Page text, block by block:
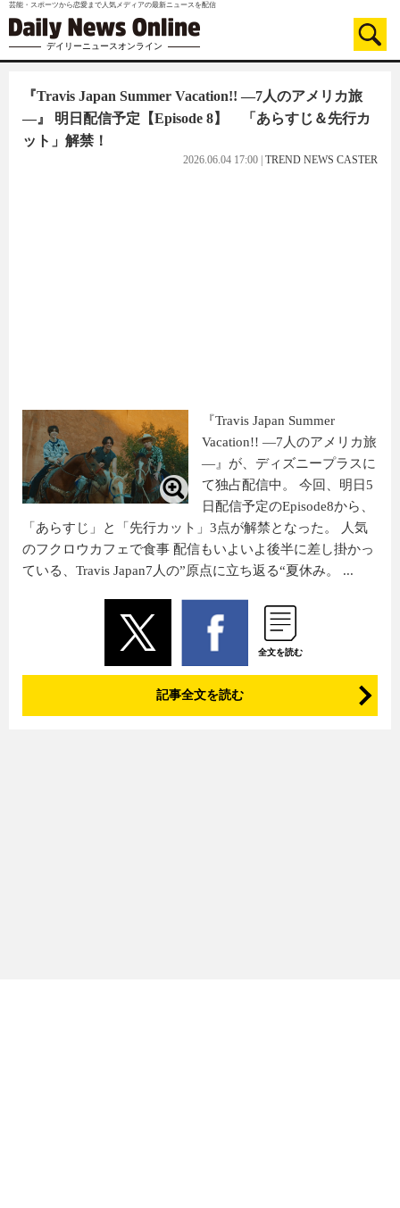
芸能・スポーツから恋愛まで人気メディアの最新ニュースを配信
デイリーニュースオンライン
『Travis Japan Summer Vacation!! ―7人のアメリカ旅
―』 明日配信予定【Episode 8】 「あらすじ＆先行カ
ット」解禁！
2026.06.04 17:00 TREND NEWS CASTER
『Travis Japan Summer
Vacation!! ―7人のアメリカ旅
―』が、ディズニープラスに
て独占配信中。 今回、明日5
日配信予定のEpisode8から、
「あらすじ」と「先行カット」3点が解禁となった。 人気
のフクロウカフェで食事 配信もいよいよ後半に差し掛かっ
ている、Travis Japan7人の”原点に立ち返る“夏休み。 ...
全文を読む
記事全文を読む